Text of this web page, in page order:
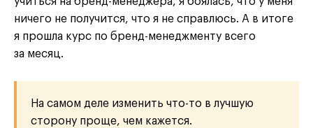
ничего не получится, что я не справлюсь. А в итоге
я прошла курс по бренд-менеджменту всего
за месяц.
На самом деле изменить что-то в лучшую
сторону проще, чем кажется.